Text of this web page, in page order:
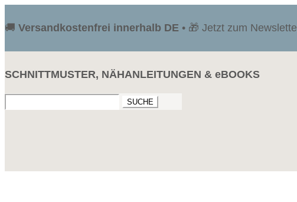
🚚 Versandkostenfrei innerhalb DE • 🎁 Jetzt zum
SCHNITTMUSTER, NÄHANLEITUNGEN & eBOOKS